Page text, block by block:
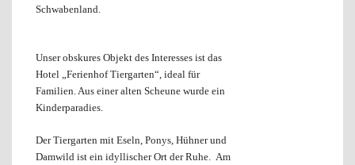
Schwabenland.
Unser obskures Objekt des Interesses ist das
Hotel „Ferienhof Tiergarten“, ideal für
Familien. Aus einer alten Scheune wurde ein
Kinderparadies.
Der Tiergarten mit Eseln, Ponys, Hühner und
Damwild ist ein idyllischer Ort der Ruhe. Am